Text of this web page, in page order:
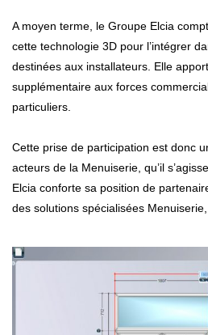
A moyen terme, le Groupe Elcia
cette technologie 3D pour l’intégrer
destinées aux installateurs. Elle
supplémentaire aux forces
particuliers.
Cette prise de participation est donc
acteurs de la Menuiserie, qu’il
Elcia conforte sa position de
des solutions spécialisées